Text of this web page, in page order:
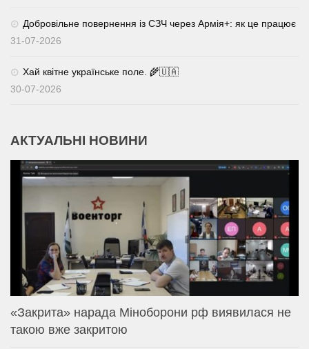
Добровільне повернення із СЗЧ через Армія+: як це працює
31-07-2026
Хай квітне українське поле. 🌾🇺🇦
30-07-2026
АКТУАЛЬНІ НОВИНИ
«Закрита» нарада Міноборони рф виявилася не
такою вже закритою